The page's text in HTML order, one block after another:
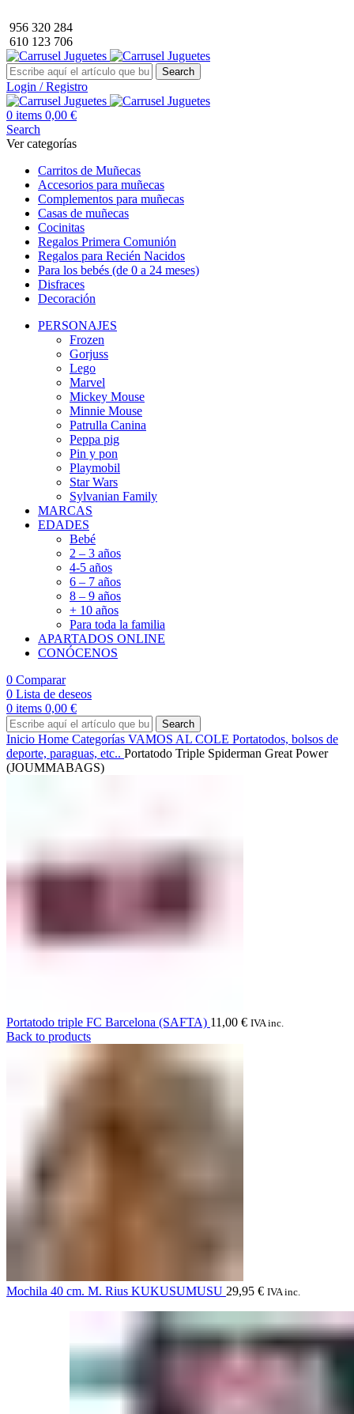
956 320 284
610 123 706
Search
Login / Registro
0 items 0,00 €
Search
Ver categorías
Carritos de Muñecas
Accesorios para muñecas
Complementos para muñecas
Casas de muñecas
Cocinitas
Regalos Primera Comunión
Regalos para Recién Nacidos
Para los bebés (de 0 a 24 meses)
Disfraces
Decoración
PERSONAJES
Frozen
Gorjuss
Lego
Marvel
Mickey Mouse
Minnie Mouse
Patrulla Canina
Peppa pig
Pin y pon
Playmobil
Star Wars
Sylvanian Family
MARCAS
EDADES
Bebé
2 – 3 años
4-5 años
6 – 7 años
8 – 9 años
+ 10 años
Para toda la familia
APARTADOS ONLINE
CONÓCENOS
0 Comparar
0 Lista de deseos
0 items 0,00 €
Search
Inicio Home Categorías VAMOS AL COLE Portatodos, bolsos de
deporte, paraguas, etc.. Portatodo Triple Spiderman Great Power
(JOUMMABAGS)
Portatodo triple FC Barcelona (SAFTA) 11,00 € IVA inc.
Back to products
Mochila 40 cm. M. Rius KUKUSUMUSU 29,95 € IVA inc.